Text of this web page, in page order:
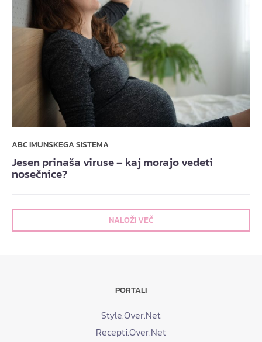
ABC IMUNSKEGA SISTEMA
Jesen prinaša viruse – kaj morajo vedeti
nosečnice?
NALOŽI VEČ
PORTALI
Style.Over.Net
Recepti.Over.Net